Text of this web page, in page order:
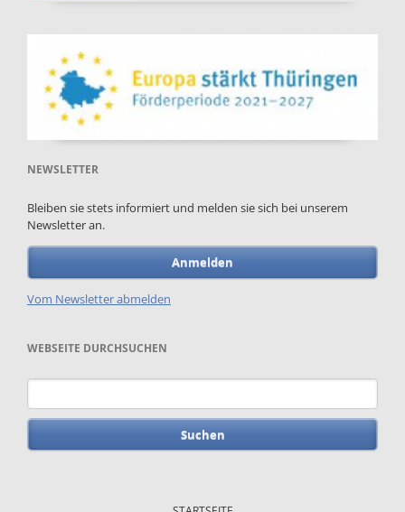
NEWSLETTER
Bleiben sie stets informiert und melden sie sich bei unserem
Newsletter an.
Anmelden
Vom Newsletter abmelden
WEBSEITE DURCHSUCHEN
Suchbegriffe